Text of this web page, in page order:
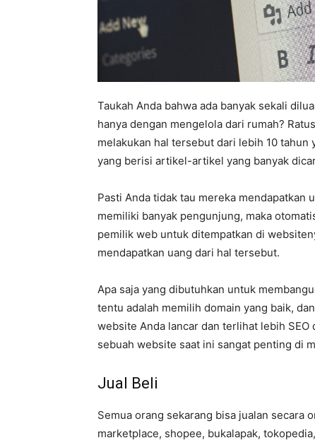
Taukah Anda bahwa ada banyak sekali
hanya dengan mengelola dari rumah?
melakukan hal tersebut dari lebih 10
yang berisi artikel-artikel yang banyak
Pasti Anda tidak tau mereka mendapatkan
memiliki banyak pengunjung, maka
pemilik web untuk ditempatkan di
mendapatkan uang dari hal tersebut.
Apa saja yang dibutuhkan untuk
tentu adalah memilih domain yang baik,
website Anda lancar dan terlihat lebih
sebuah website saat ini sangat penting di
Jual Beli
Semua orang sekarang bisa jualan secara
marketplace, shopee, bukalapak,